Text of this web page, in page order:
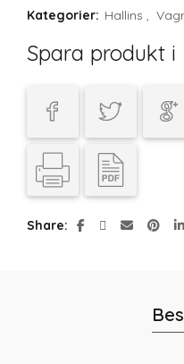
Kategorier: Hallins ,
Spara produkt
Share